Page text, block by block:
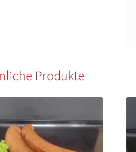
Produkte